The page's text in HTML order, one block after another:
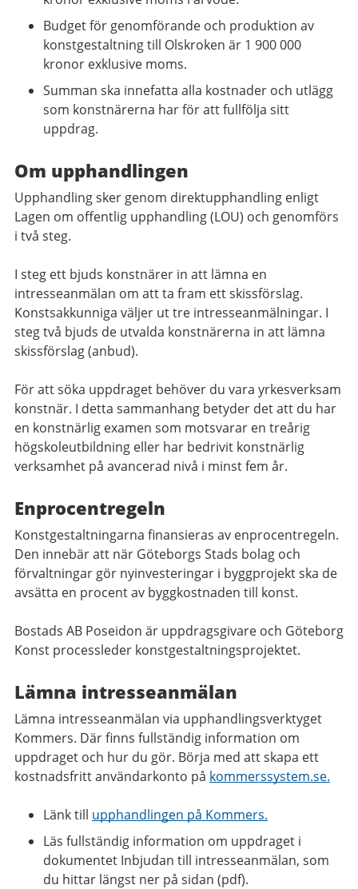
Budget för genomförande och produktion av
konstgestaltning till Olskroken är 1 900 000
kronor exklusive moms.
Summan ska innefatta alla kostnader och utlägg
som konstnärerna har för att fullfölja sitt
uppdrag.
Om upphandlingen
Upphandling sker genom direktupphandling enligt
Lagen om offentlig upphandling (LOU) och genomförs
i två steg.
I steg ett bjuds konstnärer in att lämna en
intresseanmälan om att ta fram ett skissförslag.
Konstsakkunniga väljer ut tre intresseanmälningar. I
steg två bjuds de utvalda konstnärerna in att lämna
skissförslag (anbud).
För att söka uppdraget behöver du vara yrkesverksam
konstnär. I detta sammanhang betyder det att du har
en konstnärlig examen som motsvarar en treårig
högskoleutbildning eller har bedrivit konstnärlig
verksamhet på avancerad nivå i minst fem år.
Enprocentregeln
Konstgestaltningarna finansieras av enprocentregeln.
Den innebär att när Göteborgs Stads bolag och
förvaltningar gör nyinvesteringar i byggprojekt ska de
avsätta en procent av byggkostnaden till konst.
Bostads AB Poseidon är uppdragsgivare och Göteborg
Konst processleder konstgestaltningsprojektet.
Lämna intresseanmälan
Lämna intresseanmälan via upphandlingsverktyget
Kommers. Där finns fullständig information om
uppdraget och hur du gör. Börja med att skapa ett
kostnadsfritt användarkonto på kommerssystem.se.
Länk till upphandlingen på Kommers.
Läs fullständig information om uppdraget i
dokumentet Inbjudan till intresseanmälan, som
du hittar längst ner på sidan (pdf).